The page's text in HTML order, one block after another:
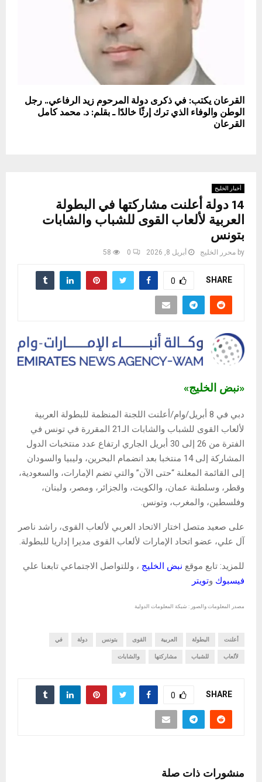
القرعان يكتب: في ذكرى دولة المرحوم زيد الرفاعي.. رجل
الوطن والوفاء الذي ترك إرثًا خالدًا ـ بقلم: د. محمد كامل
القرعان
أخبار الخليج
14 دولة أعلنت مشاركتها في البطولة
العربية لألعاب القوى للشباب والشابات
بتونس
by محرر الخليج أبريل 8, 2026 0
58
SHARE
0
«نبض الخليج»
دبي في 8 أبريل/وام/أعلنت اللجنة المنظمة للبطولة العربية
لألعاب القوى للشباب والشابات الـ21 المقررة في تونس في
الفترة من 26 إلى 30 أبريل الجاري ارتفاع عدد منتخبات الدول
المشاركة إلى 14 منتخبا بعد انضمام البحرين، وليبيا والسودان
إلى القائمة المعلنة “حتى الآن” والتي تضم الإمارات، والسعودية،
وقطر، وسلطنة عمان، والكويت، والجزائر، ومصر، ولبنان،
وفلسطين، والمغرب، وتونس.
على صعيد متصل اختار الاتحاد العربي لألعاب القوى، راشد ناصر
آل علي، عضو اتحاد الإمارات لألعاب القوى مديرا إداريا للبطولة.
للمزيد: تابع موقع نبض الخليج ، وللتواصل الاجتماعي تابعنا علي
فيسبوك وتويتر
مصدر المعلومات والصور : شبكة المعلومات الدولية
أعلنت البطولة العربية القوى بتونس دولة في
لألعاب للشباب مشاركتها والشابات
SHARE
0
منشورات ذات صلة